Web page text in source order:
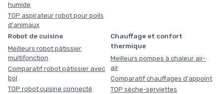
humide
TOP aspirateur robot pour poils
d'animaux
Robot de cuisine
Meilleurs robot pâtissier
multifonction
Comparatif robot pâtissier avec
bol
TOP robot cuisine connecté
Chauffage et confort
thermique
Meilleurs pompes à chaleur air-
air
Comparatif chauffages d'appoint
TOP sèche-serviettes